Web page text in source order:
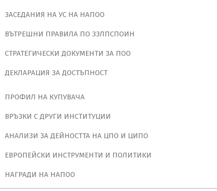
ЗАСЕДАНИЯ НА УС НА НАПОО
ВЪТРЕШНИ ПРАВИЛА ПО ЗЗЛПСПОИН
СТРАТЕГИЧЕСКИ ДОКУМЕНТИ ЗА ПОО
ДЕКЛАРАЦИЯ ЗА ДОСТЪПНОСТ
ПРОФИЛ НА КУПУВАЧА
ВРЪЗКИ С ДРУГИ ИНСТИТУЦИИ
АНАЛИЗИ ЗА ДЕЙНОСТТА НА ЦПО И ЦИПО
ЕВРОПЕЙСКИ ИНСТРУМЕНТИ И ПОЛИТИКИ
НАГРАДИ НА НАПОО